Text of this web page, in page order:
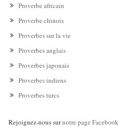
Proverbe africain
Proverbe chinois
Proverbes sur la vie
Proverbes anglais
Proverbes japonais
Proverbes indiens
Proverbes turcs
Rejoignez-nous surnotre page Facebook